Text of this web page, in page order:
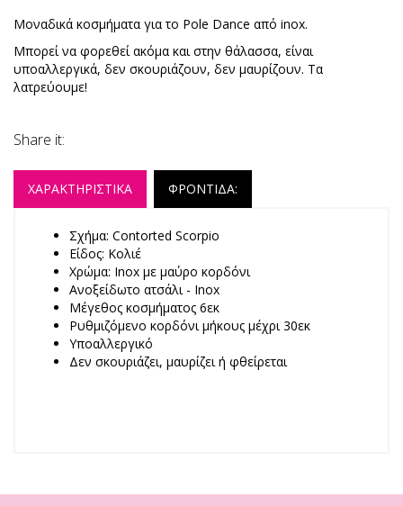
Μοναδικά κοσμήματα για το Pole Dance από inox.
Μπορεί να φορεθεί ακόμα και στην θάλασσα, είναι
υποαλλεργικά, δεν σκουριάζουν, δεν μαυρίζουν. Τα
λατρεύουμε!
Share it:
ΧΑΡΑΚΤΗΡΙΣΤΙΚΑ ΦΡΟΝΤΙΔΑ:
Σχήμα: Contorted Scorpio
Eίδος: Κολιέ
Χρώμα: Inox με μαύρο κορδόνι
Ανοξείδωτο ατσάλι - Inox
Μέγεθος κοσμήματος 6εκ
Ρυθμιζόμενο κορδόνι μήκους μέχρι 30εκ
Υποαλλεργικό
Δεν σκουριάζει, μαυρίζει ή φθείρεται